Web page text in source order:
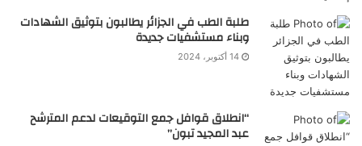
طلبة الطب في الجزائر يطالبون بتوثيق الشهادات
وبناء مستشفيات جديدة
14 أكتوبر، 2024
“انطلاق قوافل جمع التوقيعات لدعم المترشح
عبد المجيد تبون”